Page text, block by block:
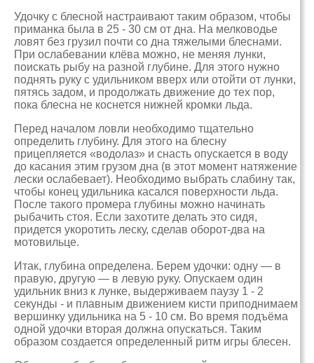
Удочку с блесной настраивают таким образом, чтобы
приманка была в 25 - 30 см от дна. На мелководье
ловят без грузил почти со дна тяжелыми блеснами.
При ослабевании клёва можно, не меняя лунки,
поискать рыбу на разной глубине. Для этого нужно
поднять руку с удильником вверх или отойти от лунки,
пятясь задом, и продолжать движение до тех пор,
пока блесна не коснется нижней кромки льда.
Перед началом ловли необходимо тщательно
определить глубину. Для этого на блесну
прицепляется «водолаз» и снасть опускается в воду
до касания этим грузом дна (в этот момент натяжение
лески ослабевает). Необходимо выбрать слабину так,
чтобы конец удильника касался поверхности льда.
После такого промера глубины можно начинать
рыбачить стоя. Если захотите делать это сидя,
придется укоротить леску, сделав оборот-два на
мотовильце.
Итак, глубина определена. Берем удочки: одну — в
правую, другую — в левую руку. Опускаем один
удильник вниз к лунке, выдерживаем паузу 1 - 2
секунды - и плавным движением кисти приподнимаем
вершинку удильника на 5 - 10 см. Во время подъёма
одной удочки вторая должна опускаться. Таким
образом создается определенный ритм игры блесен.